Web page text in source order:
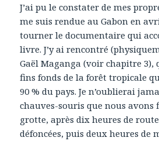
J’ai pu le constater de mes
me suis rendue au Gabon en
tourner le documentaire qui
livre. J’y ai rencontré
Gaël Maganga (voir chapitre 3),
fins fonds de la forêt tropicale
90 % du pays. Je n’oublierai
chauves-souris que nous avons
grotte, après dix heures de
défoncées, puis deux heures de